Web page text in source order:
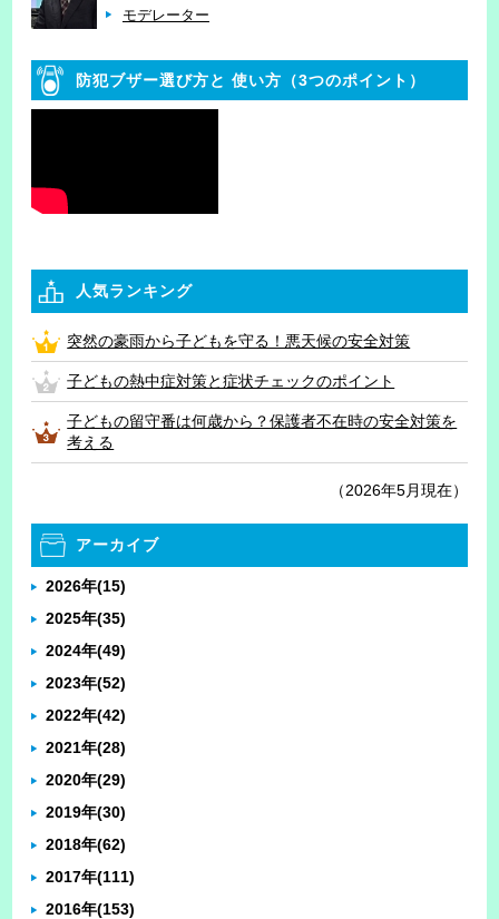
モデレーター
防犯ブザー選び方と 使い方（3つのポイント）
人気ランキング
突然の豪雨から子どもを守る！悪天候の安全対策
子どもの熱中症対策と症状チェックのポイント
子どもの留守番は何歳から？保護者不在時の安全対策を
考える
（2026年5月現在）
アーカイブ
2026年(15)
2025年(35)
2024年(49)
2023年(52)
2022年(42)
2021年(28)
2020年(29)
2019年(30)
2018年(62)
2017年(111)
2016年(153)